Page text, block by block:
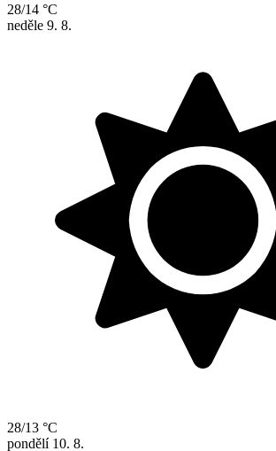
28/14 °C
neděle 9. 8.
28/13 °C
pondělí 10. 8.